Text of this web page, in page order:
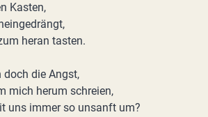
Kasten,
heran tasten.
die Angst,
mich herum schreien,
uns immer so unsanft um?